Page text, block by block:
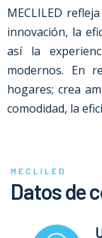
MECLILED
innovación, la
así la
modernos. En
hogares; crea
comodidad, la
MECLILED
Datos de